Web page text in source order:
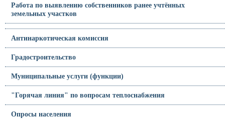
Работа по выявлению собственников ранее учтённых
земельных участков
Антинаркотическая комиссия
Градостроительство
Муниципальные услуги (функции)
"Горячая линия" по вопросам теплоснабжения
Опросы населения